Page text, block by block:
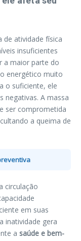
de atividade física
insuficientes
a maior parte do
energético muito
o suficiente, ele
negativas. A massa
ser comprometida
a queima de
circulação
em suas
inatividade gera
a saúde e bem-